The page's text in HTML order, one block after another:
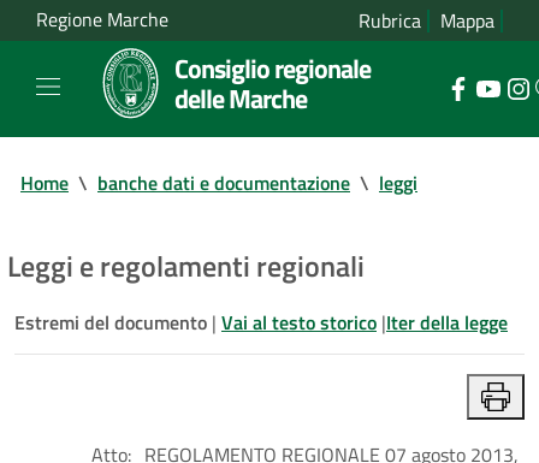
Regione Marche Rubrica Mappa
Consiglio regionale
delle Marche
Home \ banche dati e documentazione \ leggi
Leggi e regolamenti regionali
Estremi del documento | Vai al testo storico |Iter della legge
Atto: REGOLAMENTO REGIONALE 07 agosto 2013,